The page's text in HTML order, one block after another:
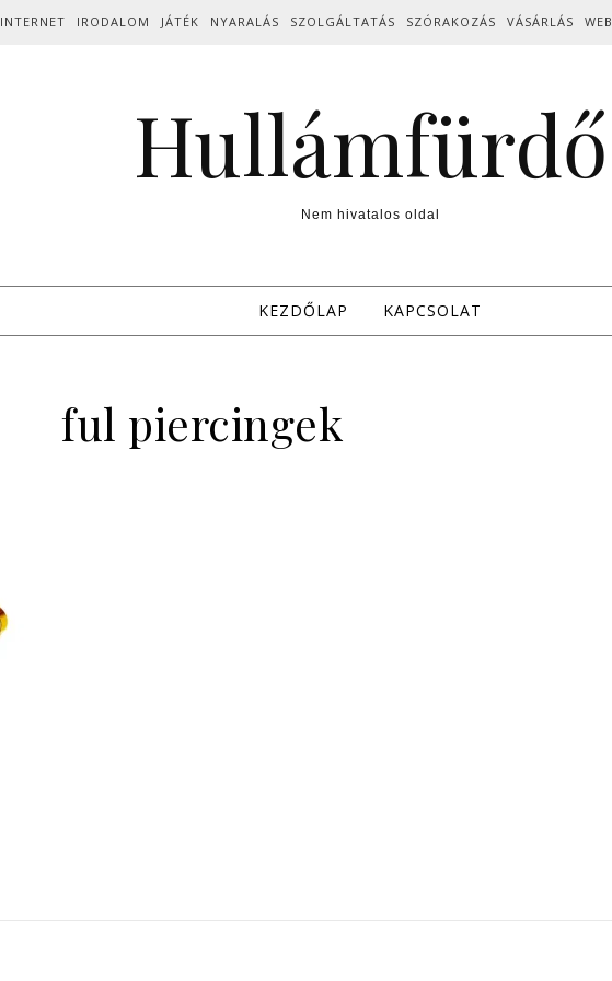
INTERNET IRODALOM JÁTÉK NYARALÁS SZOLGÁLTATÁS SZÓRAKOZÁS VÁSÁRLÁS WEB
Hullámfürdő
Nem hivatalos oldal
KEZDŐLAP KAPCSOLAT
ful piercingek